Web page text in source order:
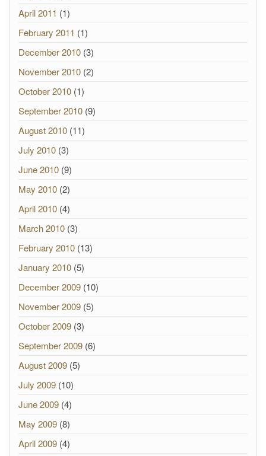
April 2011 (1)
February 2011 (1)
December 2010 (3)
November 2010 (2)
October 2010 (1)
September 2010 (9)
August 2010 (11)
July 2010 (3)
June 2010 (9)
May 2010 (2)
April 2010 (4)
March 2010 (3)
February 2010 (13)
January 2010 (5)
December 2009 (10)
November 2009 (5)
October 2009 (3)
September 2009 (6)
August 2009 (5)
July 2009 (10)
June 2009 (4)
May 2009 (8)
April 2009 (4)